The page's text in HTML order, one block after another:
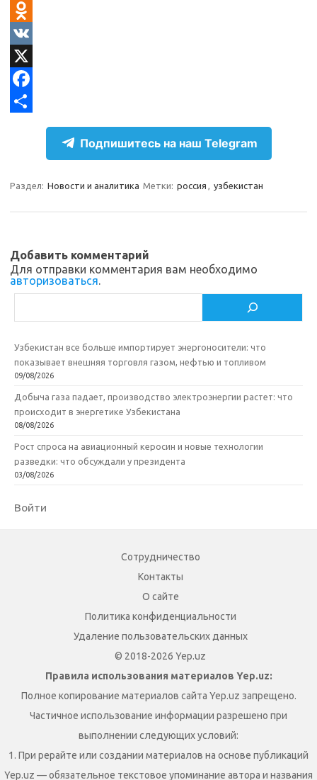
T
e
e
g
O
d
n
o
s
i
k
V
KX
F
b
k
р
и
т
Подпишитесь на наш Telegram
Раздел: Новости и аналитика Метки: россия , узбекистан
Добавить комментарий
Для отправки комментария вам необходимо
авторизоваться.
Узбекистан все больше импортирует энергоносители: что
показывает внешняя торговля газом, нефтью и топливом
09/08/2026
Добыча газа падает, производство электроэнергии растет: что
происходит в энергетике Узбекистана
08/08/2026
Рост спроса на авиационный керосин и новые технологии
разведки: что обсуждали у президента
03/08/2026
Войти
Сотрудничество
Контакты
О сайте
Политика конфиденциальности
Удаление пользовательских данных
© 2018-2026 Yep.uz
Правила использования материалов Yep.uz:
Полное копирование материалов сайта Yep.uz запрещено.
Частичное использование информации разрешено при
выполнении следующих условий:
1. При рерайте или создании материалов на основе публикаций
Yep.uz — обязательное текстовое упоминание автора и названия